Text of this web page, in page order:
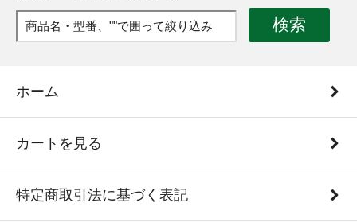
検索
ホーム
カートを見る
特定商取引法に基づく表記